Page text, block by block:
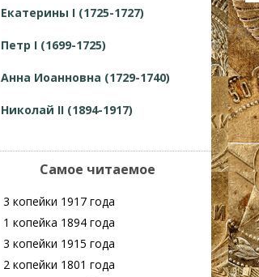
Екатерины I (1725-1727)
Петр I (1699-1725)
Анна Иоанновна (1729-1740)
Николай II (1894-1917)
Самое читаемое
3 копейки 1917 года
1 копейка 1894 года
3 копейки 1915 года
2 копейки 1801 года